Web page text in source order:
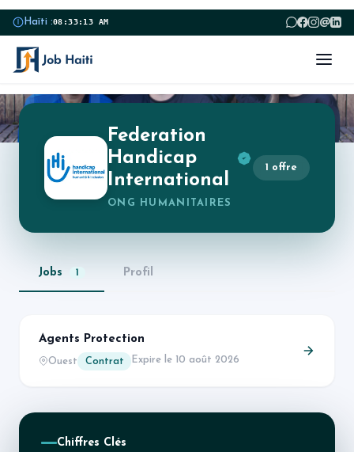
Haïti :08:33:13 AM @
FH
Federation
Handicap
International
ONG HUMANITAIRES
1 offre
Jobs 1 Profil
Agents Protection
Ouest Contrat Expire le 10 août 2026
Chiffres Clés